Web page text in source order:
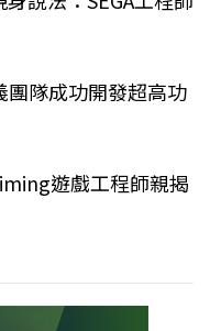
團隊成功開發超高功
遊戲工程師親揭